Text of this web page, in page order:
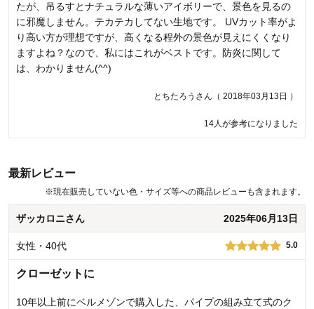
たが、吊るすとナチュラルな薄いアイボリーで、景色を見るの
に邪魔しません。テカテカしてない生地です。 UVカット率がよ
り高い方が理想ですが、高くなる程外の景色が見えにくくなり
ますよね？なので、私にはこれがベストです。防炎に関して
は、わかりません(^^)
とちたろうさん（ 2018年03月13日 ）
14人が参考になりました
れを目立つように表記して欲しかったですね。分かりにくいで
すよ。付け方を工夫して使ってはいますが、思った以上に透け
ることと、生地が安っぽいので気に入ってません。
商品のご購入、ならびにレビューへのご投稿ありがとうございます。
いただいたご意見を参考に、よりお客様に伝わりやすい画面の改善に
際の商品と相違のない画像表現になるよう、改善を検討いたします。
今後もお客様により満足度の高い商品をお届けできるよう努力をして
まいります。貴重なご意見ありがとうございました。
千趣会 担当者
最新レビュー
※現在販売していない色・サイズ等への商品レビューも含まれます。
ザッカロニさん 2025年06月13日
女性・40代 5.0
クローゼットに
10年以上前にベルメゾンで購入した、パイプの組み立て式のク